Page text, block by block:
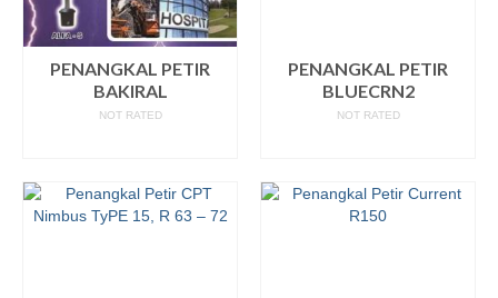
PENANGKAL PETIR
BAKIRAL
NOT RATED
PENANGKAL PETIR
BLUECRN2
NOT RATED